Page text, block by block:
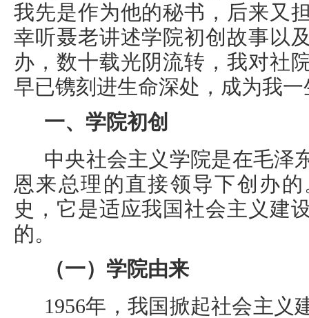
我先是作为他的秘书，后来又
幸听聂老讲述学院初创故事以
办，数十载光阴流转，我对社
早已镌刻进生命深处，成为我
一、学院初创
中央社会主义学院是在毛泽
恩来总理的直接领导下创办
史，它是适应我国社会主义建
的。
（一）学院由来
1956年，我国掀起社会主义